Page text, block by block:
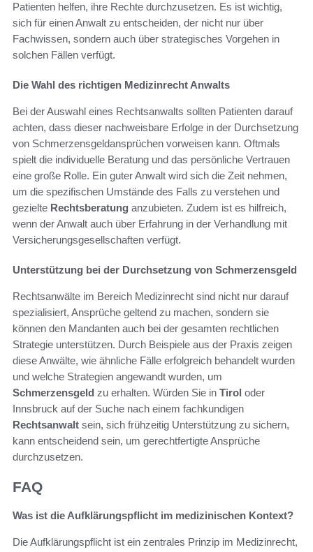
Patienten helfen, ihre Rechte durchzusetzen. Es ist wichtig,
sich für einen Anwalt zu entscheiden, der nicht nur über
Fachwissen, sondern auch über strategisches Vorgehen in
solchen Fällen verfügt.
Die Wahl des richtigen Medizinrecht Anwalts
Bei der Auswahl eines Rechtsanwalts sollten Patienten darauf
achten, dass dieser nachweisbare Erfolge in der Durchsetzung
von Schmerzensgeldansprüchen vorweisen kann. Oftmals
spielt die individuelle Beratung und das persönliche Vertrauen
eine große Rolle. Ein guter Anwalt wird sich die Zeit nehmen,
um die spezifischen Umstände des Falls zu verstehen und
gezielte Rechtsberatung anzubieten. Zudem ist es hilfreich,
wenn der Anwalt auch über Erfahrung in der Verhandlung mit
Versicherungsgesellschaften verfügt.
Unterstützung bei der Durchsetzung von Schmerzensgeld
Rechtsanwälte im Bereich Medizinrecht sind nicht nur darauf
spezialisiert, Ansprüche geltend zu machen, sondern sie
können den Mandanten auch bei der gesamten rechtlichen
Strategie unterstützen. Durch Beispiele aus der Praxis zeigen
diese Anwälte, wie ähnliche Fälle erfolgreich behandelt wurden
und welche Strategien angewandt wurden, um
Schmerzensgeld zu erhalten. Würden Sie in Tirol oder
Innsbruck auf der Suche nach einem fachkundigen
Rechtsanwalt sein, sich frühzeitig Unterstützung zu sichern,
kann entscheidend sein, um gerechtfertigte Ansprüche
durchzusetzen.
FAQ
Was ist die Aufklärungspflicht im medizinischen Kontext?
Die Aufklärungspflicht ist ein zentrales Prinzip im Medizinrecht,